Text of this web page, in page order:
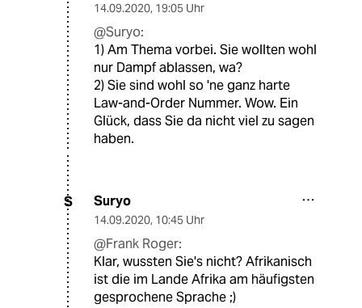
14.09.2020, 19:05 Uhr
@Suryo:
1) Am Thema vorbei. Sie wollten wohl
nur Dampf ablassen, wa?
2) Sie sind wohl so 'ne ganz harte
Law-and-Order Nummer. Wow. Ein
Glück, dass Sie da nicht viel zu sagen
haben.
S Suryo
14.09.2020, 10:45 Uhr
@Frank Roger:
Klar, wussten Sie's nicht? Afrikanisch
ist die im Lande Afrika am häufigsten
gesprochene Sprache ;)